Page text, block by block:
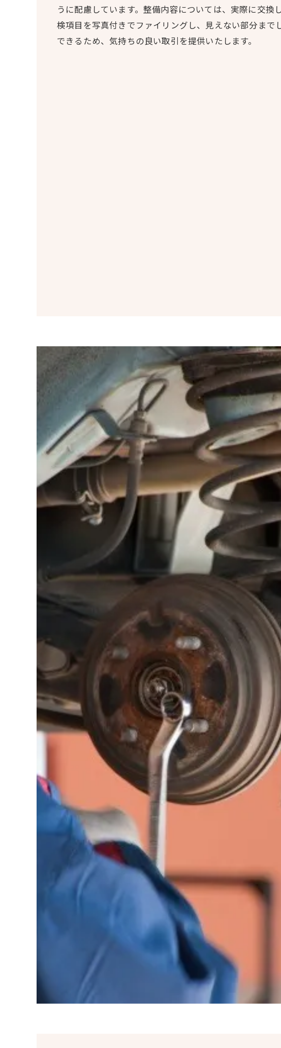
うに配慮しています。整備内容については、実際に交換
検項目を写真付きでファイリングし、見えない部分まで
できるため、気持ちの良い取引を提供いたします。